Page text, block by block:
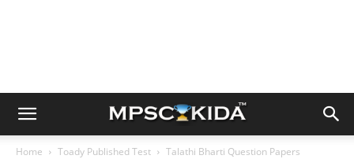
Home Toady Published Test Talathi Bharti Question Papers